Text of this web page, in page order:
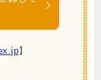
】